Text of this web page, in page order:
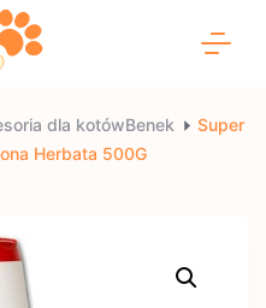
dla kotówBenek
Super
Herbata 500G